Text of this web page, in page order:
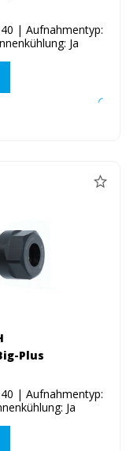
| Aufnahmentyp:
Ja
Plus
| Aufnahmentyp:
Ja